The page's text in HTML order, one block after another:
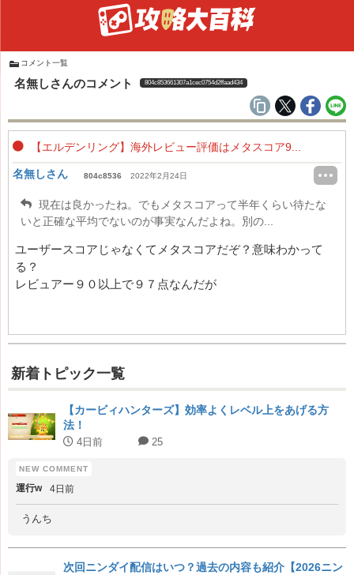
コメント一覧
名無しさんのコメント 804c853661307a1cec0754d2ffaad434
【エルデンリング】海外レビュー評価はメタスコア9...
名無しさん 804c8536 2022年2月24日
現在は良かったね。でもメタスコアって半年くらい待たな
いと正確な平均でないのが事実なんだよね。別の...
ユーザースコアじゃなくてメタスコアだぞ？意味わかって
る？
レビュアー９０以上で９７点なんだが
新着トピック一覧
【カービィハンターズ】効率よくレベル上をあげる方
法！
4日前 25
運行w 4日前
うんち
次回ニンダイ配信はいつ？過去の内容も紹介【2026ニン